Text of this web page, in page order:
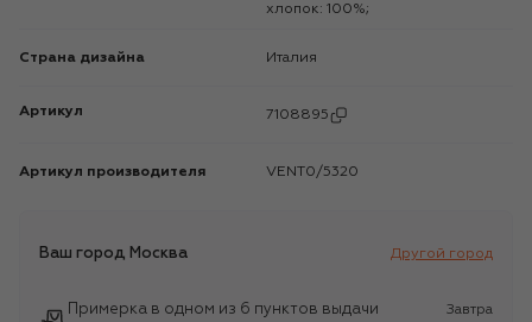
хлопок: 100%;
Страна дизайна Италия
Артикул 7108895
Артикул производителя VENT0/5320
Ваш город Москва Другой город
Примерка в одном из 6 пунктов выдачи
Завтра